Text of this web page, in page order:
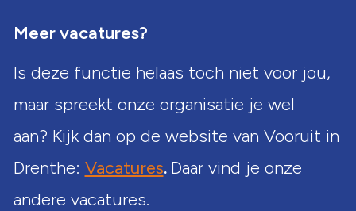
Meer vacatures?
Is deze functie helaas toch niet voor jou,
maar spreekt onze organisatie je wel
aan? Kijk dan op de website van Vooruit in
Drenthe: Vacatures. Daar vind je onze
andere vacatures.